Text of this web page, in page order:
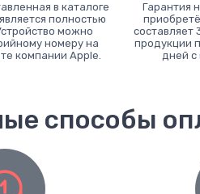
в каталоге
полностью
можно
номеру на
компании Apple.
Гарантия
составляет
продукции
дней с
способы